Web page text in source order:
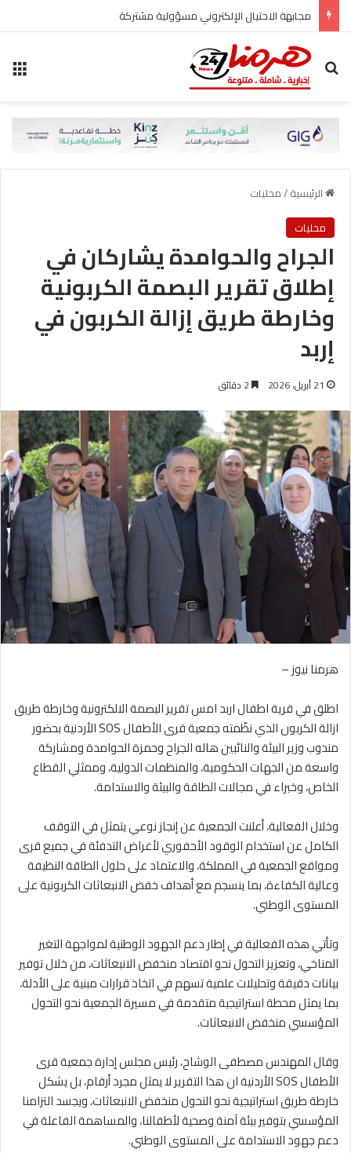
مجابهة الاحتيال الإلكتروني مسؤولية مشتركة
بحث عن
الرئيسية/محليات
محليات
الجراح والحوامدة يشاركان في
إطلاق تقرير البصمة الكربونية
وخارطة طريق إزالة الكربون في
إربد
21 أبريل، 2026
هرمنا نيوز –
اطلق في قرية اطفال اربد امس تقرير البصمة الالكترونية وخارطة طريق
ازالة الكربون الذي نظّمته جمعية قرى الأطفال SOS الأردنية بحضور
مندوب وزير البيئة والنائبين هاله الجراح وحمزة الحوامدة ومشاركة
واسعة من الجهات الحكومية، والمنظمات الدولية، وممثلي القطاع
الخاص، وخبراء في مجالات الطاقة والبيئة والاستدامة.
وخلال الفعالية، أعلنت الجمعية عن إنجاز نوعي يتمثل في التوقف
الكامل عن استخدام الوقود الأحفوري لأغراض التدفئة في جميع قرى
ومواقع الجمعية في المملكة، والاعتماد على حلول الطاقة النظيفة
وعالية الكفاءة، بما ينسجم مع أهداف خفض الانبعاثات الكربونية على
المستوى الوطني.
وتأتي هذه الفعالية في إطار دعم الجهود الوطنية لمواجهة التغير
المناخي، وتعزيز التحول نحو اقتصاد منخفض الانبعاثات، من خلال توفير
بيانات دقيقة وتحليلات علمية تسهم في اتخاذ قرارات مبنية على الأدلة،
بما يمثل محطة استراتيجية متقدمة في مسيرة الجمعية نحو التحول
المؤسسي منخفض الانبعاثات.
وقال المهندس مصطفى الوشاح، رئيس مجلس إدارة جمعية قرى
الأطفال SOS الأردنية ان هذا التقرير لا يمثل مجرد أرقام، بل يشكل
خارطة طريق استراتيجية نحو التحول منخفض الانبعاثات، ويجسد التزامنا
المؤسسي بتوفير بيئة آمنة وصحية لأطفالنا، والمساهمة الفاعلة في
دعم جهود الاستدامة على المستوى الوطني.